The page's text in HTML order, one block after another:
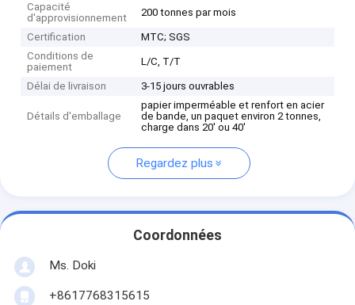
Capacité
d'approvisionnement
200 tonnes par mois
Certification
MTC; SGS
Conditions de
paiement
L/C, T/T
Délai de livraison 3-15 jours ouvrables
Détails d'emballage
papier imperméable et renfort en acier
de bande, un paquet environ 2 tonnes,
charge dans 20' ou 40'
Regardez plus
Coordonnées
Ms. Doki
+8617768315615